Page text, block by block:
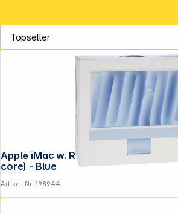
Apple iMac w. Retina 4,5K 24inch 256GB 16GB (M4 10-
core) - Blue
Artikel-Nr.:198944
Folgen Sie uns auf